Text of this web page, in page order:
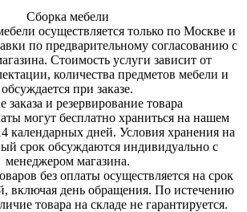
Сборка мебели
осуществляется только по Москве и
по предварительному согласованию с
Стоимость услуги зависит от
количества предметов мебели и
обсуждается при заказе.
заказа и резервирование товара
могут бесплатно храниться на нашем
календарных дней. Условия хранения на
срок обсуждаются индивидуально с
менеджером магазина.
без оплаты осуществляется на срок
включая день обращения. По истечению
товара на складе не гарантируется.